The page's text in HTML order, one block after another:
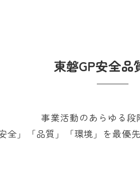
東磐GP安全品
事業活動のあらゆる段
全」「品質」「環境」を最優